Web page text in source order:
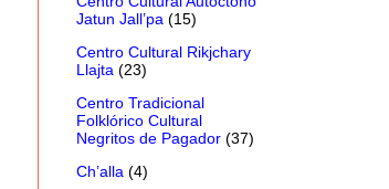
Jatun Jall’pa (15)
Centro Cultural Rikjchary
Llajta (23)
Centro Tradicional
Folklórico Cultural
Negritos de Pagador (37)
Ch’alla (4)